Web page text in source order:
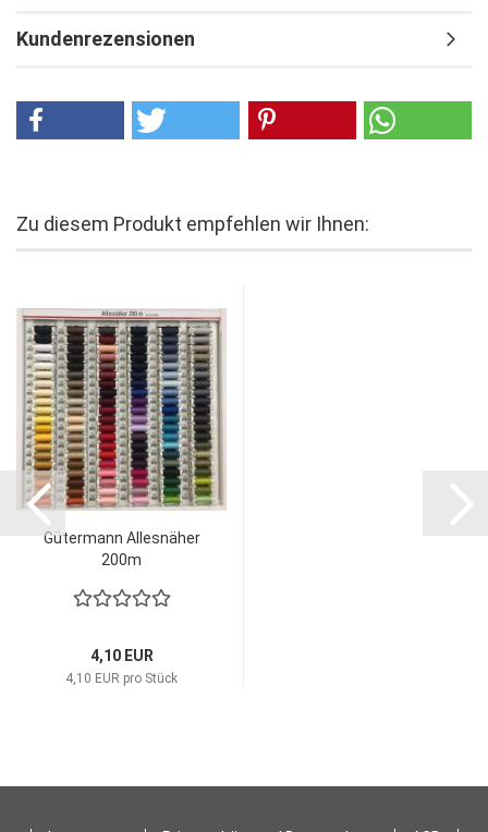
Kundenrezensionen
Zu diesem Produkt empfehlen wir Ihnen:
Gütermann Allesnäher
200m
4,10 EUR
4,10 EUR pro Stück